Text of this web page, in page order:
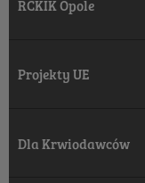
RCKIK Opole
Projekty UE
Dla Krwiodawców